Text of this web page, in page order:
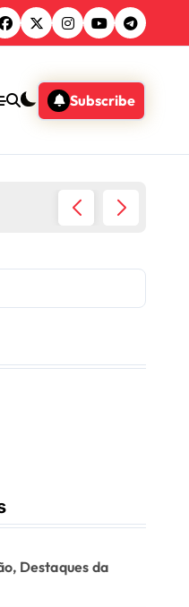
Subscribe
Destaques da